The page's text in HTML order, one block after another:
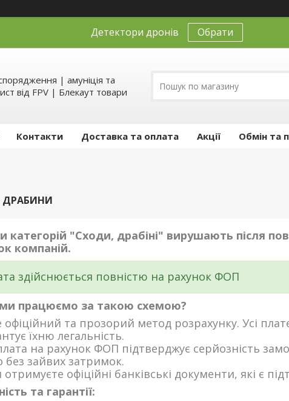
Детектори дронів Обрати
| амуніція та
від FPV | Блекаут товари
Контакти Доставка та оплата Акції Обмін та
категорій "Сходи, драбіні" вирушають після
компаній.
здійснюється повністю на рахунок ФОП
працюємо за такою схемою?
офіційний та прозорий метод розрахунку. Усі
їхню легальність.
на рахунок ФОП підтверджує серйозність
без зайвих затримок.
отримуєте офіційні банківські документи, які є
та гарантії: